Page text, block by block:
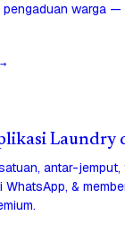
pengaduan warga
Laundry
antar-
WhatsApp, &